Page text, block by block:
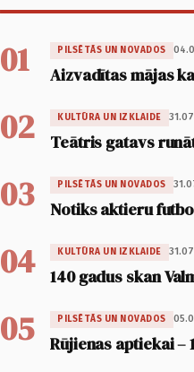
01 PILSĒTĀS UN NOVADOS
Aizvadītas mājas
02 KULTŪRA UN IZKLAIDE
Teātris gatavs
03 PILSĒTĀS UN NOVADOS
Notiks aktieru
04 KULTŪRA UN IZKLAIDE
140 gadus skan
05 PILSĒTĀS UN NOVADOS
Rūjienas aptiekai –